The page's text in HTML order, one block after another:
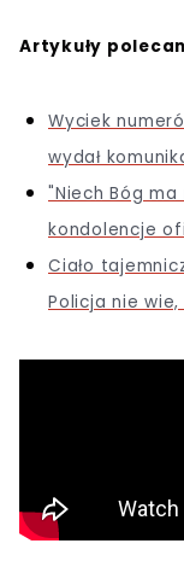
Artykuły
Wyciek
wydał
"Niech Bóg
kondolencje
Ciało
Policja nie